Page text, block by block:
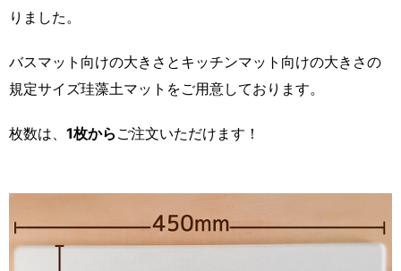
りました。
バスマット向けの大きさとキッチンマット向けの大きさの
規定サイズ珪藻土マットをご用意しております。
枚数は、 1枚から ご注文いただけます！